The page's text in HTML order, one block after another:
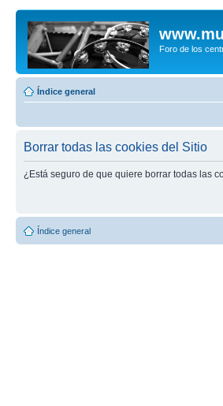
Foro de los
Índice general
Borrar todas las cookies del Sitio
¿Está seguro de que quiere borrar todas las
Índice general